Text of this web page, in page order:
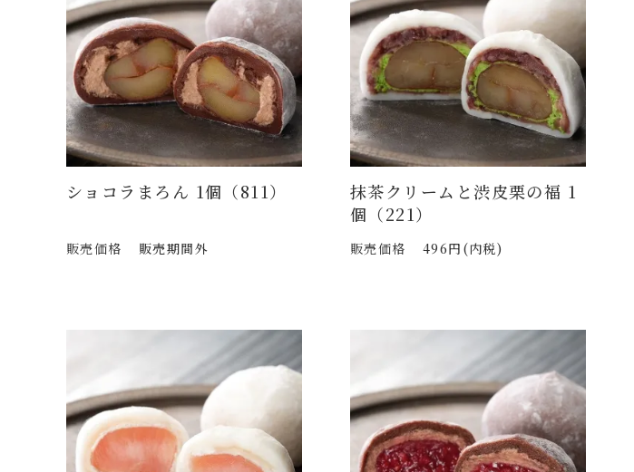
ショコラまろん 1個（811）
販売価格 販売期間外
抹茶クリームと渋皮栗の福 1
個（221）
販売価格 496円(内税)